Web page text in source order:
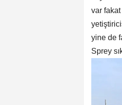
var fakat
yine de
Sprey